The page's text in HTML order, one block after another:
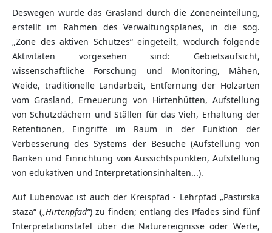
Deswegen wurde das Grasland durch die Zoneneinteilung,
erstellt im Rahmen des Verwaltungsplanes, in die sog.
„Zone des aktiven Schutzes“ eingeteilt, wodurch folgende
Aktivitäten vorgesehen sind: Gebietsaufsicht,
wissenschaftliche Forschung und Monitoring, Mähen,
Weide, traditionelle Landarbeit, Entfernung der Holzarten
vom Grasland, Erneuerung von Hirtenhütten, Aufstellung
von Schutzdächern und Ställen für das Vieh, Erhaltung der
Retentionen, Eingriffe im Raum in der Funktion der
Verbesserung des Systems der Besuche (Aufstellung von
Banken und Einrichtung von Aussichtspunkten, Aufstellung
von edukativen und Interpretationsinhalten...).
Auf Lubenovac ist auch der Kreispfad - Lehrpfad „Pastirska
staza“ („Hirtenpfad“) zu finden; entlang des Pfades sind fünf
Interpretationstafel über die Naturereignisse oder Werte,